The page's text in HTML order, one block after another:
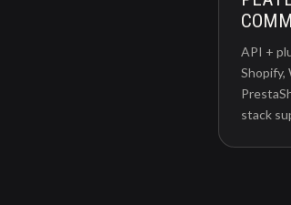
API +
Shopify,
stack